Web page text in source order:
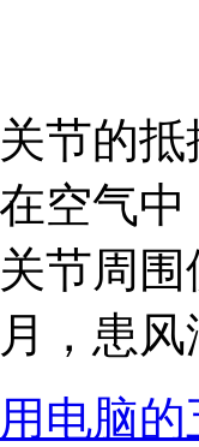
的抵
空气
节周
，患
电脑